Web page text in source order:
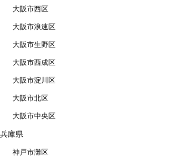
大阪市西区
大阪市浪速区
大阪市生野区
大阪市西成区
大阪市淀川区
大阪市北区
大阪市中央区
兵庫県
神戸市灘区